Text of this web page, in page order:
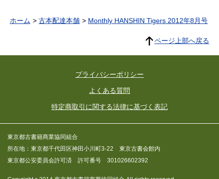
ホーム 古本配達本舗 Monthly HANSHIN Tigers 2012年8月号
ページ上部へ戻る
プライバシーポリシー
よくある質問
特定商取引に関する法律に基づく表記
東京都古書籍商業協同組合
所在地：東京都千代田区神田小川町3-22 東京古書会館内
東京都公安委員会許可済 許可番号 301026602392